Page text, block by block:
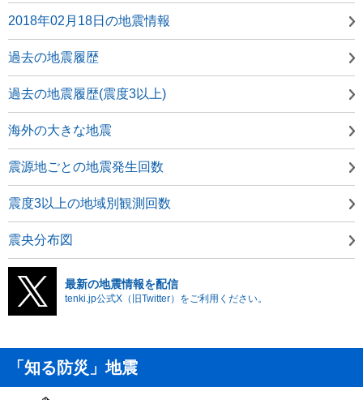
2018年02月18日の地震情報
過去の地震履歴
過去の地震履歴(震度3以上)
海外の大きな地震
震源地ごとの地震発生回数
震度3以上の地域別観測回数
震央分布図
最新の地震情報を配信
tenki.jp公式X（旧Twitter）をご利用ください。
「知る防災」地震